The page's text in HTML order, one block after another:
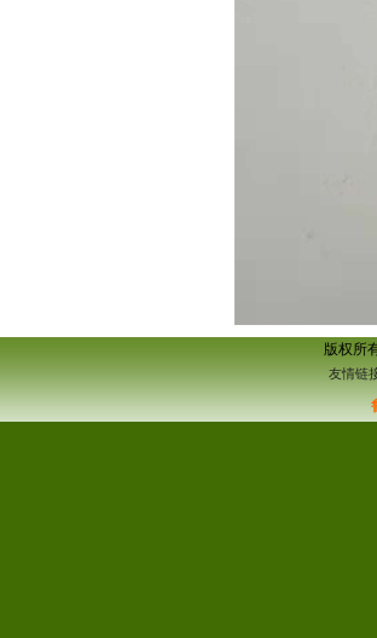
版权所
友情链